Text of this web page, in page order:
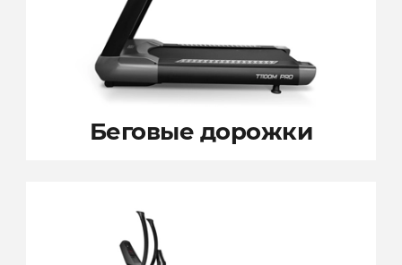
Беговые дорожки